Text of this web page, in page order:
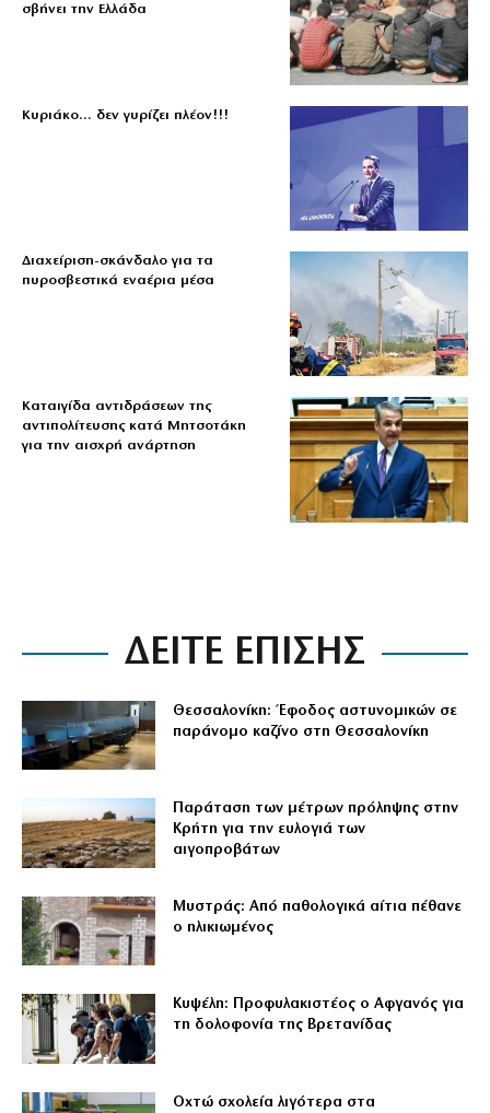
σβήνει την Ελλάδα
Κυριάκο… δεν γυρίζει πλέον!!!
Διαχείριση-σκάνδαλο για τα
πυροσβεστικά εναέρια μέσα
Καταιγίδα αντιδράσεων της
αντιπολίτευσης κατά Μητσοτάκη
για την αισχρή ανάρτηση
ΔΕΙΤΕ ΕΠΙΣΗΣ
Θεσσαλονίκη: Έφοδος αστυνομικών σε
παράνομο καζίνο στη Θεσσαλονίκη
Παράταση των μέτρων πρόληψης στην
Κρήτη για την ευλογιά των
αιγοπροβάτων
Μυστράς: Από παθολογικά αίτια πέθανε
ο ηλικιωμένος
Κυψέλη: Προφυλακιστέος ο Αφγανός για
τη δολοφονία της Βρετανίδας
Οχτώ σχολεία λιγότερα στα